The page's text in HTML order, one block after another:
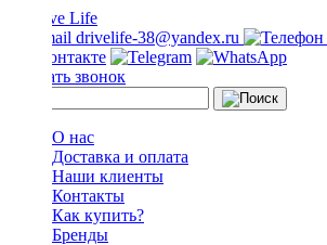
drivelife-38@yandex.ru
Заказать звонок
О нас
Доставка и оплата
Наши клиенты
Контакты
Как купить?
Бренды